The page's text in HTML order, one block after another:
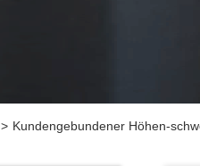
> Kundengebundener Höhen-